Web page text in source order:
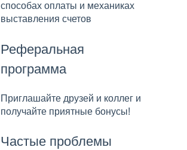
способах оплаты и механиках
выставления счетов
Реферальная
программа
Приглашайте друзей и коллег и
получайте приятные бонусы!
Частые проблемы